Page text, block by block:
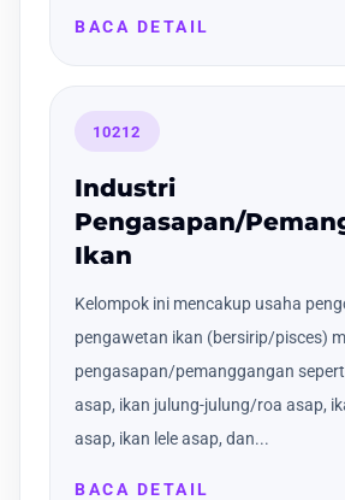
BACA DETAIL
10212
Industri
Pengasapan/
Ikan
Kelompok ini mencakup usaha
pengawetan ikan (bersirip/pisces)
pengasapan/pemanggangan
asap, ikan julung-julung/roa asap,
asap, ikan lele asap, dan...
BACA DETAIL